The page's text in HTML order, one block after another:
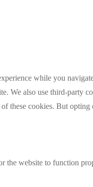
while you
We also use third-party
these cookies. But
the website to function